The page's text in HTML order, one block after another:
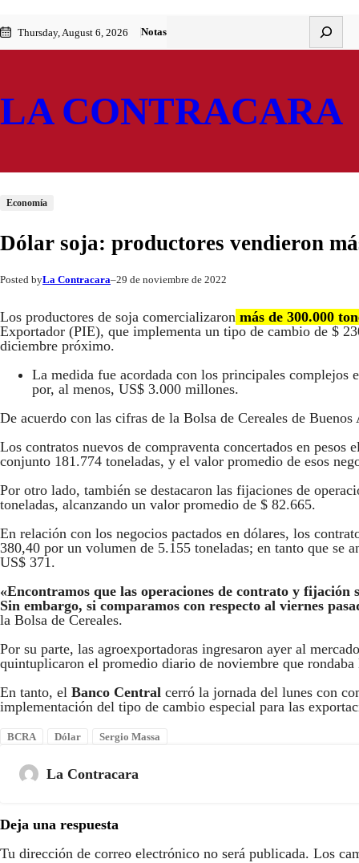
al
contenido
to
content
Thursday, August 6, 2026 Notas
LA CONTRACARA
Economía
Dólar soja: productores vendieron
Posted byLa Contracara–29 de noviembre de 2022
Los productores de soja comercializaron más de 300.000
Exportador (PIE), que implementa un tipo de cambio de $
diciembre próximo.
La medida fue acordada con los principales complejos
por, al menos, US$ 3.000 millones.
De acuerdo con las cifras de la Bolsa de Cereales de
Los contratos nuevos de compraventa concertados en pesos
conjunto 181.774 toneladas, y el valor promedio de esos
Por otro lado, también se destacaron las fijaciones de
toneladas, alcanzando un valor promedio de $ 82.665.
En relación con los negocios pactados en dólares, los
380,40 por un volumen de 5.155 toneladas; en tanto que se
US$ 371.
«Encontramos que las operaciones de contrato y
Sin embargo, si comparamos con respecto al viernes
la Bolsa de Cereales.
Por su parte, las agroexportadoras ingresaron ayer al
quintuplicaron el promedio diario de noviembre que
En tanto, el Banco Central cerró la jornada del lunes con
implementación del tipo de cambio especial para las
BCRA Dólar Sergio Massa
La Contracara
Deja una respuesta
Tu dirección de correo electrónico no será publicada. Los